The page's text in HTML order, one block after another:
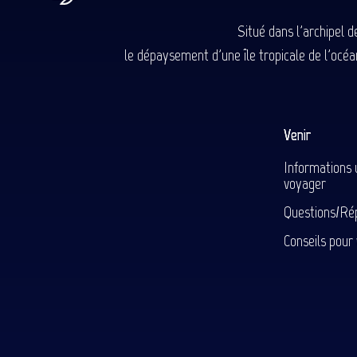
Situé dans l'archipel
le dépaysement d'une île tropicale de
Venir
Informations
voyager
Questions/
Conseils